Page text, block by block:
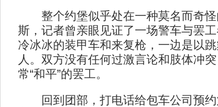
整个约堡似乎处在一种莫名而奇怪
斯，记者曾亲眼见证了一场警车与罢
冷冰冰的装甲车和来复枪，一边是以
人。双方没有任何过激言论和肢体冲
常“和平”的罢工。
回到团部，打电话给包车公司预约